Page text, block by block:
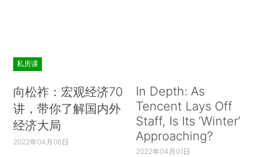
私房课
向松祚：宏观经济70
讲，带你了解国内外
经济大局
2022年04月06日
In Depth: As
Tencent Lays Off
Staff, Is Its ‘Winter’
Approaching?
2022年04月01日